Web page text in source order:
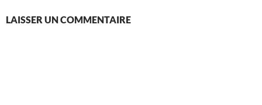
LAISSER UN COMMENTAIRE